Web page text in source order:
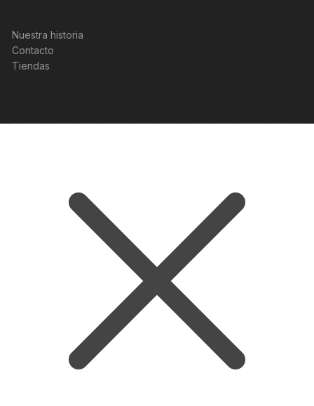
Nuestra historia
Contacto
Tiendas